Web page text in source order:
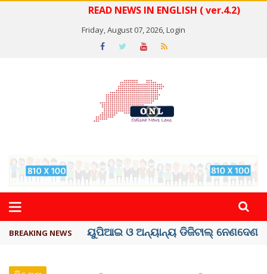
READ NEWS IN ENGLISH ( ver.4.2)
Friday, August 07, 2026,Login
BREAKING NEWS ତଣ୍ଡ ଗଣିବା ମେଟା, ଦେବ ୫ ହଜାର କୋଟିର